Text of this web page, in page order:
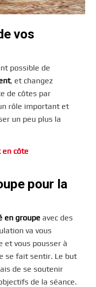
vos
possible de
, et changez
de côtes par
rôle important et
un peu plus la
en côte
pour la
en groupe avec des
va vous
et vous pousser à
se fait sentir. Le but
de se soutenir
de la séance.